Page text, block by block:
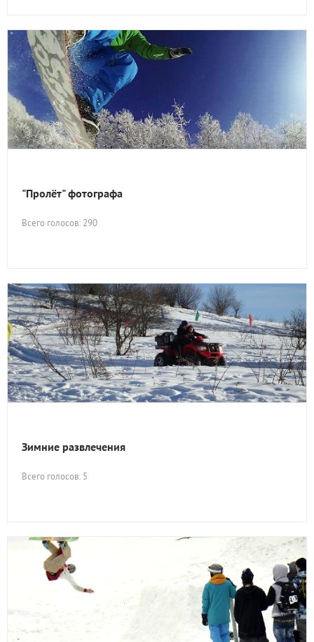
"Пролёт" фотографа
Всего голосов: 290
Зимние развлечения
Всего голосов: 5